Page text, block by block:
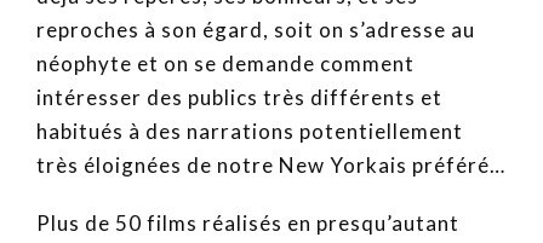
reproches à son égard, soit on s’adresse au
néophyte et on se demande comment
intéresser des publics très différents et
habitués à des narrations potentiellement
très éloignées de notre New Yorkais préféré…
Plus de 50 films réalisés en presqu’autant